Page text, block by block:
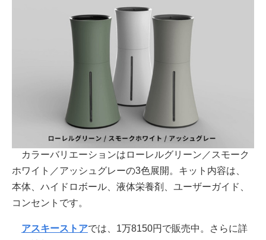
カラーバリエーションはローレルグリーン／スモーク
ホワイト／アッシュグレーの3色展開。キット内容は、
本体、ハイドロボール、液体栄養剤、ユーザーガイド、
コンセントです。
アスキーストアでは、1万8150円で販売中。さらに詳